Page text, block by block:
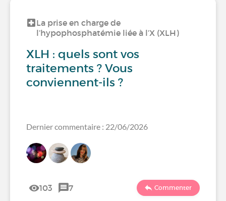
La prise en charge de
l’hypophosphatémie liée à l’X (XLH)
XLH : quels sont vos
traitements ? Vous
conviennent-ils ?
Dernier commentaire : 22/06/2026
103 7 Commenter